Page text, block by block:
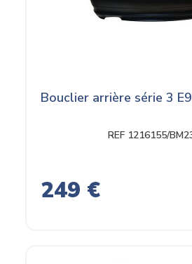
Bouclier arrière série 3
REF 1216155/
249 €